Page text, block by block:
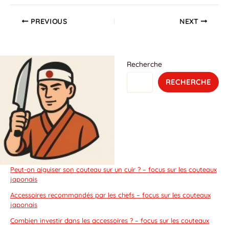
PREVIOUS NEXT
Recherche
RECHERCHE
Peut-on aiguiser son couteau sur un cuir ? – focus sur les couteaux
japonais
Accessoires recommandés par les chefs – focus sur les couteaux
japonais
Combien investir dans les accessoires ? – focus sur les couteaux